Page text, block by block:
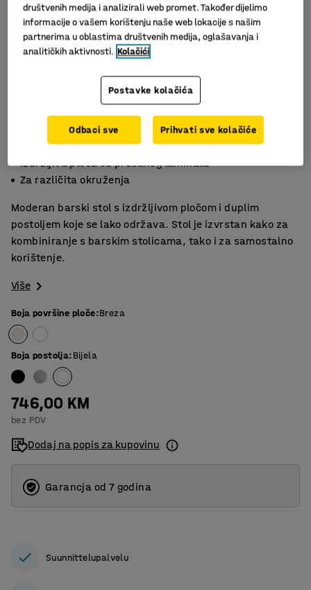
Moderan i lako se održava
Izdržljiva ploča od prešanog laminata
Za različita okruženja
Moderan barski stol s izdržljivom pločom i duplim
postoljem koje se lako održava. Stol je izvrstan kako za
kombiniranje s barskim stolicama, tako i za samostalno
korištenje.
Više
Boja površine ploče:Breza
Boja postolja:Bijela
746,00 KM
bez PDV
Dodaj na popis za kupovinu
Garancja od 7 godina
Suunnittelupalvelu
društvenih medija i analizirali web promet. Također dijelimo
informacije o vašem korištenju naše web lokacije s našim
partnerima u oblastima društvenih medija, oglašavanja i
analitičkih aktivnosti. Kolačići
Postavke kolačića
Odbaci sve Prihvati sve kolačiće